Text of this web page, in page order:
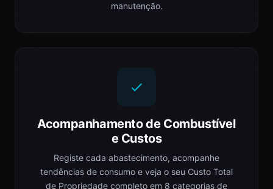
manutenção.
Acompanhamento de Combustível
e Custos
Registe cada abastecimento, acompanhe
tendências de consumo e veja o seu Custo Total
de Propriedade completo em 8 categorias de